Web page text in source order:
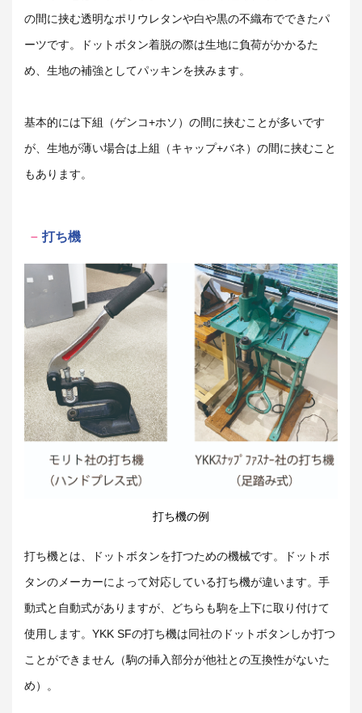
の間に挟む透明なポリウレタンや白や黒の不織布でできたパ
ーツです。ドットボタン着脱の際は生地に負荷がかかるた
め、生地の補強としてパッキンを挟みます。
基本的には下組（ゲンコ+ホソ）の間に挟むことが多いです
が、生地が薄い場合は上組（キャップ+バネ）の間に挟むこと
もあります。
打ち機
打ち機の例
打ち機とは、ドットボタンを打つための機械です。ドットボ
タンのメーカーによって対応している打ち機が違います。手
動式と自動式がありますが、どちらも駒を上下に取り付けて
使用します。YKK SFの打ち機は同社のドットボタンしか打つ
ことができません（駒の挿入部分が他社との互換性がないた
め）。